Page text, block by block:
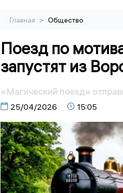
Главная > Общество
Поезд по
запустят из
«Магический поезд»
25/04/2026 15:05